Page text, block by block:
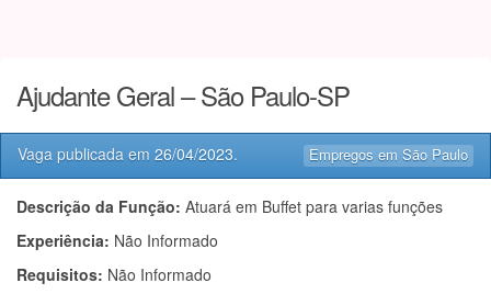
Ajudante Geral – São Paulo-SP
Empregos em São Paulo
Vaga publicada em 26/04/2023.
Descrição da Função: Atuará em Buffet para varias funções
Experiência: Não Informado
Requisitos: Não Informado